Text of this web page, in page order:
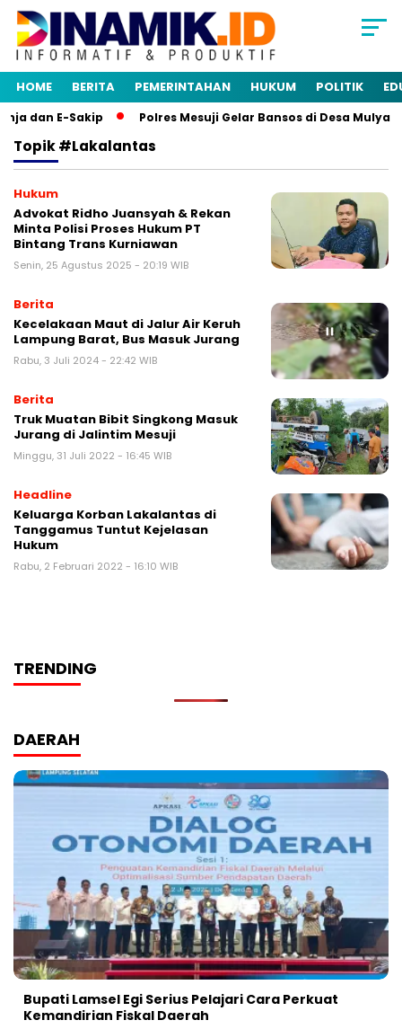
HOME BERITA PEMERINTAHAN HUKUM POLITIK
dan E-Sakip Polres Mesuji Gelar Bansos di Desa Mulya
Topik#Lakalantas
Hukum
Advokat Ridho Juansyah & Rekan
Minta Polisi Proses Hukum PT
Bintang Trans Kurniawan
Senin, 25 Agustus 2025 - 20:19 WIB
Berita
Kecelakaan Maut di Jalur Air Keruh
Lampung Barat, Bus Masuk Jurang
Rabu, 3 Juli 2024 - 22:42 WIB
Berita
Truk Muatan Bibit Singkong Masuk
Jurang di Jalintim Mesuji
Minggu, 31 Juli 2022 - 16:45 WIB
Headline
Keluarga Korban Lakalantas di
Tanggamus Tuntut Kejelasan
Hukum
Rabu, 2 Februari 2022 - 16:10 WIB
TRENDING
DAERAH
Bupati Lamsel Egi Serius Pelajari Cara Perkuat
Kemandirian Fiskal Daerah